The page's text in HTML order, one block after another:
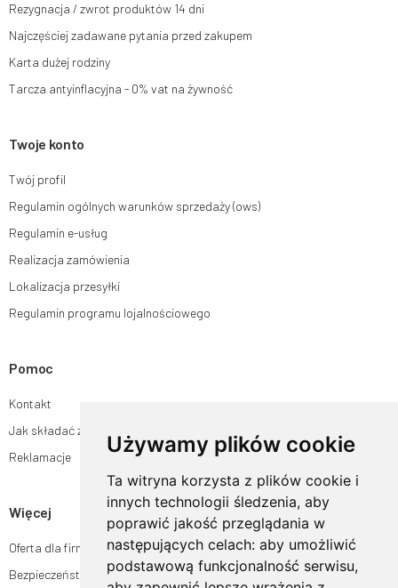
Używamy plików cookie
Ta witryna korzysta z plików cookie i
innych technologii śledzenia, aby
poprawić jakość przeglądania w
następujących celach: aby umożliwić
podstawową funkcjonalność serwisu,
Więcej informacji:www.mouton.pl/ODO
Rezygnacja / zwrot produktów 14 dni
Najczęściej zadawane pytania przed zakupem
Karta dużej rodziny
Tarcza antyinflacyjna - 0% vat na żywność
Twoje konto
Twój profil
Regulamin ogólnych warunków sprzedaży (ows)
Regulamin e-usług
Realizacja zamówienia
Lokalizacja przesyłki
Regulamin programu lojalnościowego
Pomoc
Kontakt
Jak składać zamówienia w sklepie ogrodyhildegardy.pl?
Reklamacje
Więcej
Oferta dla firm
Bezpieczeństwo płatności